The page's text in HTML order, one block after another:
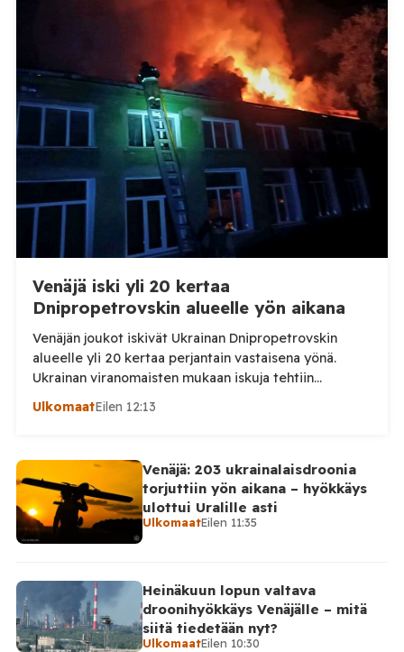
TV:lle tarkempia tietoja Suomen ensimmäisestä
afrikkalaisen sikaruton tapauksesta sekä
eläintautitietojen vaihdosta […]
Venäjä iski yli 20 kertaa
Dnipropetrovskin alueelle yön aikana
Venäjän joukot iskivät Ukrainan Dnipropetrovskin
alueelle yli 20 kertaa perjantain vastaisena yönä.
Ukrainan viranomaisten mukaan iskuja tehtiin
drooneilla ja tykistöllä viidelle eri alueelle.
kertoi perjantaiaamuna 7. elokuuta julkaisemassaan
Telegram-päivityksessä, että Venäjän joukot
hyökkäsivät yön aikana yli 20 kertaa viidelle alueelle.
Nikopolin alueella iskuja kohdistui Nikopolin
kaupunkiin sekä […]
UlkomaatEilen 12:13
Venäjä: 203 ukrainalaisdroonia
torjuttiin yön aikana – hyökkäys
ulottui Uralille asti
UlkomaatEilen 11:35
Heinäkuun lopun valtava
droonihyökkäys Venäjälle – mitä
siitä tiedetään nyt?
UlkomaatEilen 10:30